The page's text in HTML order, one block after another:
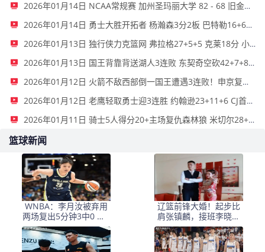
2026年01月14日 NCAA常规赛 加州圣玛丽大学 82 - 68 旧金山大学 全场集锦
2026年01月14日 勇士大胜开拓者 杨瀚森3分2板 巴特勒16+6+5 库里9中2送11助
2026年01月13日 独行侠力克篮网 弗拉格27+5+5 克莱18分 小波特28+9
2026年01月13日 国王背靠背送湖人3连败 东契奇空砍42+7+8+4断 威少22+5+7
2026年01月12日 火箭不敌西部倒一国王遭遇3连败！申京复出19+9 阿门31+13+6
2026年01月12日 老鹰轻取勇士迎3连胜 约翰逊23+11+6 CJ首秀12分 库里31+5
2026年01月11日 骑士5人得分20+主场复仇森林狼 米切尔28+8 爱德华兹25+5
篮球新闻
WNBA：李月汝被弃用
两场复出5分钟3中0 仅1
分抢3前板助飞翼大胜
辽篮前锋大婚！起步比
肩张镇麟，接班李晓旭
失败，下赛季转会？